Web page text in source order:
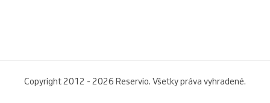
Copyright 2012 - 2026 Reservio. Všetky práva vyhradené.